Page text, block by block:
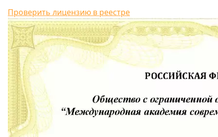
Проверить лицензию в реестре